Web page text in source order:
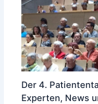
Der 4.
Experten, News